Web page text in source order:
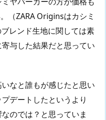
（ZARA Originsはカシミ
レンド生地に関しては素
与した結果だと思ってい
なと誰もが感じたと思い
デートしたというより
のでは？と思っていま